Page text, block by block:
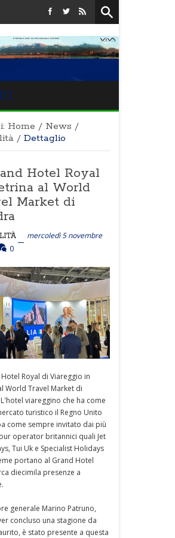
Home / News /
/ Dettaglio
Hotel Royal
al World
Market di
mercoledì 5 novembre
0
Royal di Viareggio in
World Travel Market di
viareggino che ha come
turistico il Regno Unito
come sempre invitato dai più
operator britannici quali Jet
Tui Uk e Specialist Holidays
portano al Grand Hotel
diecimila presenze a
generale Marino Patruno,
concluso una stagione da
è stato presente a questa